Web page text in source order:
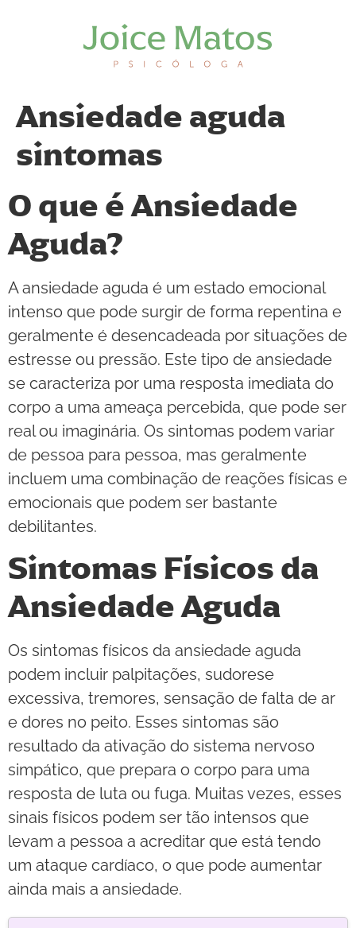
Ansiedade aguda
sintomas
O que é Ansiedade
Aguda?
A ansiedade aguda é um estado emocional
intenso que pode surgir de forma repentina e
geralmente é desencadeada por situações de
estresse ou pressão. Este tipo de ansiedade
se caracteriza por uma resposta imediata do
corpo a uma ameaça percebida, que pode ser
real ou imaginária. Os sintomas podem variar
de pessoa para pessoa, mas geralmente
incluem uma combinação de reações físicas e
emocionais que podem ser bastante
debilitantes.
Sintomas Físicos da
Ansiedade Aguda
Os sintomas físicos da ansiedade aguda
podem incluir palpitações, sudorese
excessiva, tremores, sensação de falta de ar
e dores no peito. Esses sintomas são
resultado da ativação do sistema nervoso
simpático, que prepara o corpo para uma
resposta de luta ou fuga. Muitas vezes, esses
sinais físicos podem ser tão intensos que
levam a pessoa a acreditar que está tendo
um ataque cardíaco, o que pode aumentar
ainda mais a ansiedade.